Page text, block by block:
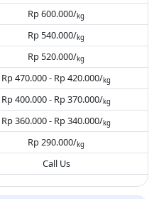
Rp 600.000/kg
Rp 540.000/kg
Rp 520.000/kg
Rp 470.000 - Rp 420.000/kg
Rp 400.000 - Rp 370.000/kg
Rp 360.000 - Rp 340.000/kg
Rp 290.000/kg
Call Us